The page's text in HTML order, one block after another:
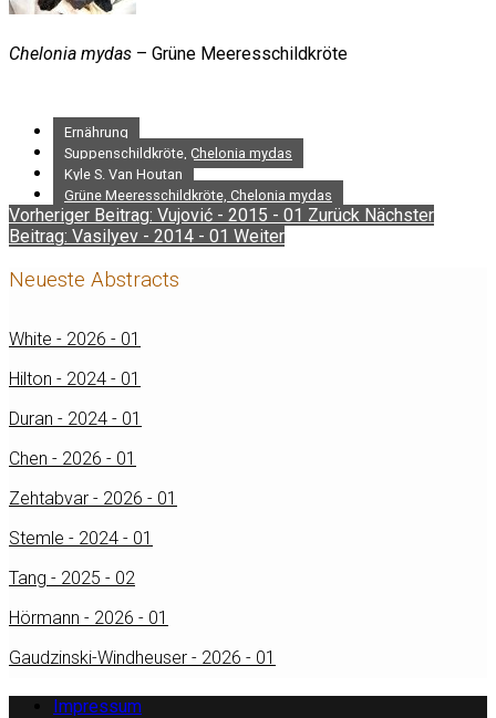
Chelonia mydas – Grüne Meeresschildkröte
Ernährung
Suppenschildkröte, Chelonia mydas
Kyle S. Van Houtan
Grüne Meeresschildkröte, Chelonia mydas
Vorheriger Beitrag: Vujović - 2015 - 01 Zurück Nächster
Beitrag: Vasilyev - 2014 - 01 Weiter
Neueste Abstracts
White - 2026 - 01
Hilton - 2024 - 01
Duran - 2024 - 01
Chen - 2026 - 01
Zehtabvar - 2026 - 01
Stemle - 2024 - 01
Tang - 2025 - 02
Hörmann - 2026 - 01
Gaudzinski-Windheuser - 2026 - 01
Impressum